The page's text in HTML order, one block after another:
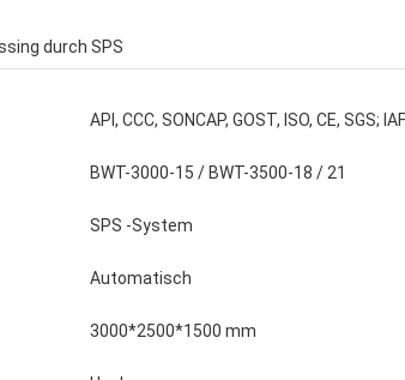
durch SPS
API, CCC, SONCAP, GOST, ISO, CE, SGS; IAF
BWT-3000-15 / BWT-3500-18 / 21
SPS -System
Automatisch
3000*2500*1500 mm